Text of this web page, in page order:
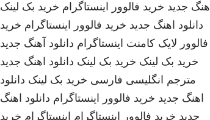
اهنگ جدید خرید فالوور اینستاگرام خرید بک لینک
دانلود اهنگ جدید خرید فالوور اینستاگرام خرید
فالوور لایک کامنت اینستاگرام دانلود آهنگ جدید
خرید بک لینک خرید بک لینک دانلود اهنگ جدید
مترجم انگلیسی فارسی خرید بک لینک دانلود
اهنگ جدید خرید فالوور اینستاگرام دانلود اهنگ
جدید خرید فالوور اینستاگرام اینستاگرام خرید